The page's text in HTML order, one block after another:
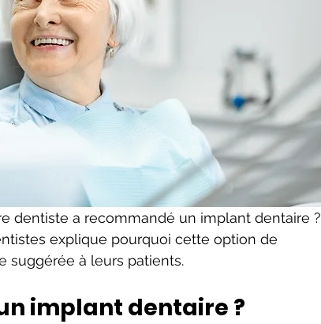
dentiste a recommandé un implant dentaire ?
explique pourquoi cette option de
suggérée à leurs patients.
implant dentaire ?